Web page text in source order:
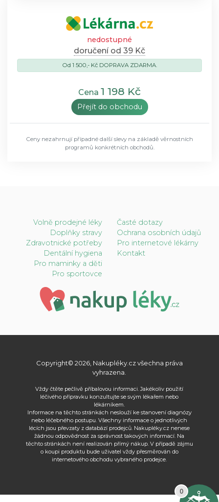
nedostupné
doručení od 39 Kč
Od 1 500,- Kč DOPRAVA ZDARMA.
Cena 1 198 Kč
Přejít do obchodu
Ceny nezahrnují případné další slevy na základě věrnostních
programů konkrétních obchodů.
Volně prodejné léky
Doplňky stravy
Zdravotnické potřeby
Dentální hygiena
Pro maminky a děti
Pro sportovce
Časté dotazy
Ochrana osobních údajů
Pro internetové lékárny
Kontakt
Copyright© 2026, Nakupléky.cz všechna práva
vyhrazena.
Vždy čtěte pečlivě příbalovou informaci. Jakékoliv použití
léčivého přípravku konzultujte se svým lékařem nebo
lékárníkem.
Informace na těchto stránkách neslouží ke stanovení diagnózy
nebo léčebného postupu. Všechny informace o jednotlivých
lécích jsou převzaty z databází prodejců. Nakupléky.cz nenese
žádnou odpovědnost za správnost takových informací. Na
těchto stránkách není realizován přímý nákup. V případě zájmu
o koupi produktu bude uživatel vždy přesměrován do
internetového obchodu vybraného prodejce.
0